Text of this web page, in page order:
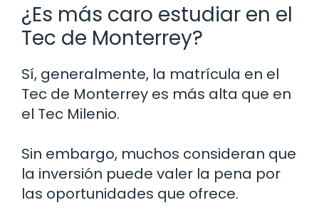
¿Es más caro estudiar en el
Tec de Monterrey?
Sí, generalmente, la matrícula en el
Tec de Monterrey es más alta que en
el Tec Milenio.
Sin embargo, muchos consideran que
la inversión puede valer la pena por
las oportunidades que ofrece.